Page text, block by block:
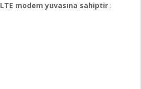
LTE modem yuvasına sahiptir :